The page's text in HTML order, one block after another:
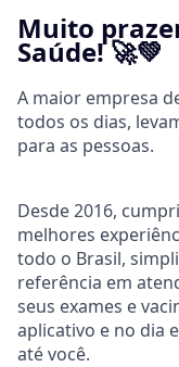
Muito
Saúde! 🚀💚
A maior empresa
todos os dias,
para as pessoas.
Desde 2016,
melhores
todo o Brasil,
referência em
seus exames e
aplicativo e no dia
até você.